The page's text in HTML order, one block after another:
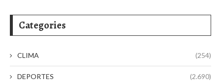
Categories
CLIMA (254)
DEPORTES (2.690)